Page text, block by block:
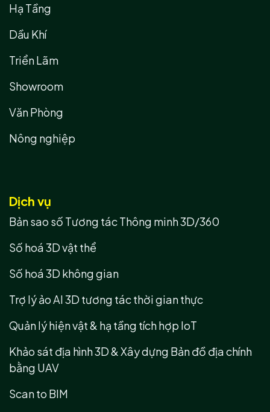
Hạ Tầng
Dầu Khí
Triển Lãm
Showroom
Văn Phòng
Nông nghiệp
Dịch vụ
Bản sao số Tương tác Thông minh 3D/360
Số hoá 3D vật thể
Số hoá 3D không gian
Trợ lý ảo AI 3D tương tác thời gian thực
Quản lý hiện vật & hạ tầng tích hợp IoT
Khảo sát địa hình 3D & Xây dựng Bản đồ địa chính
bằng UAV
Scan to BIM